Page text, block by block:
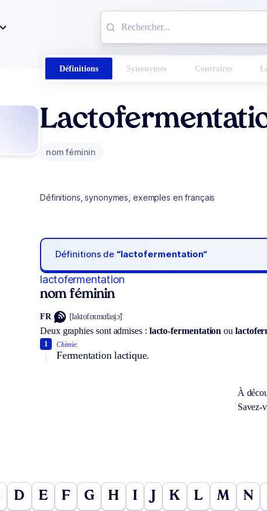
Définitions Synonymes Contraires
nom féminin
Définitions, synonymes, exemples en français
Définitions de “lactofermentation“
lactofermentation
nom féminin
FR [laktofɛʀmɑ̃tasjɔ̃]
Deux graphies sont admises : lacto-fermentationou
Chimie.
Fermentation lactique.
1
À
Savez-
D E F G H I K L M N